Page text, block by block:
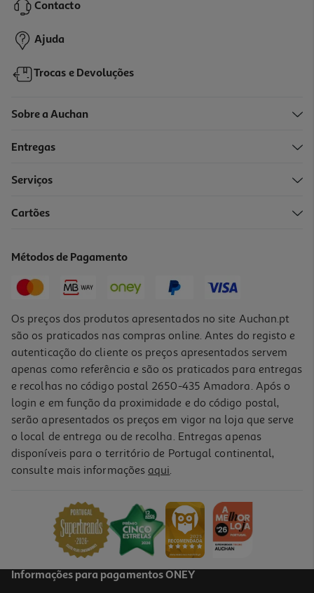
1,19 €
Pensos Higiénicos Auchan Adolescente Normal+ C/abas Bolsa
Contacto
Ajuda
Trocas e Devoluções
Sobre a Auchan
Entregas
Serviços
Cartões
Métodos de Pagamento
Os preços dos produtos apresentados no site Auchan.pt
são os praticados nas compras online. Antes do registo e
autenticação do cliente os preços apresentados servem
apenas como referência e são os praticados para entregas
e recolhas no código postal 2650-435 Amadora. Após o
login e em função da proximidade e do código postal,
serão apresentados os preços em vigor na loja que serve
o local de entrega ou de recolha. Entregas apenas
disponíveis para o território de Portugal continental,
consulte mais informações aqui.
Informações para pagamentos ONEY